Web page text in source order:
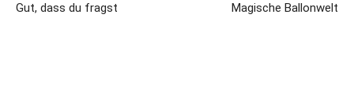
Gut, dass du fragst Magische Ballonwelt